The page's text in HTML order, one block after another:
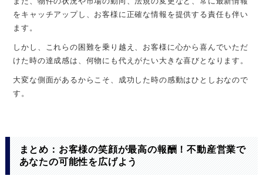
をキャッチアップし、お客様に正確な情報を提供する責任も伴い
ます。
しかし、これらの困難を乗り越え、お客様に心から喜んでいただ
けた時の達成感は、何物にも代えがたい大きな喜びとなります。
大変な側面があるからこそ、成功した時の感動はひとしおなので
す。
まとめ：お客様の笑顔が最高の報酬！不動産営業で
あなたの可能性を広げよう